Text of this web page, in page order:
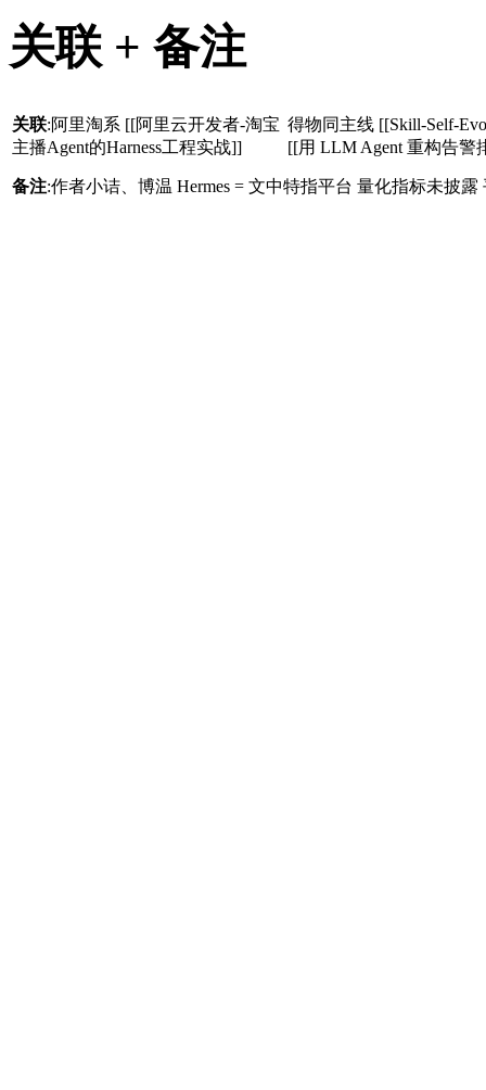
关联 + 备注
关联:阿里淘系 [[阿里云开发者-淘宝
主播Agent的Harness工程实战]]
得物同主线 [[Skill-Self-
[[用 LLM Agent 重构告警
备注:作者小诘、博温 Hermes = 文中特指平台 量化指标未披露